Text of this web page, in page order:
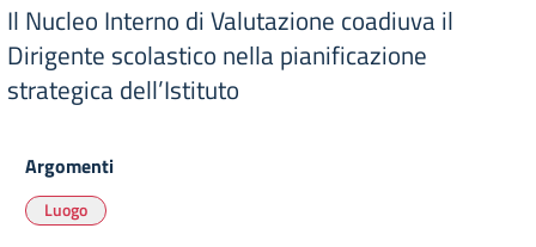
Il Nucleo Interno di Valutazione coadiuva il
Dirigente scolastico nella pianificazione
strategica dell’Istituto
Argomenti
Luogo